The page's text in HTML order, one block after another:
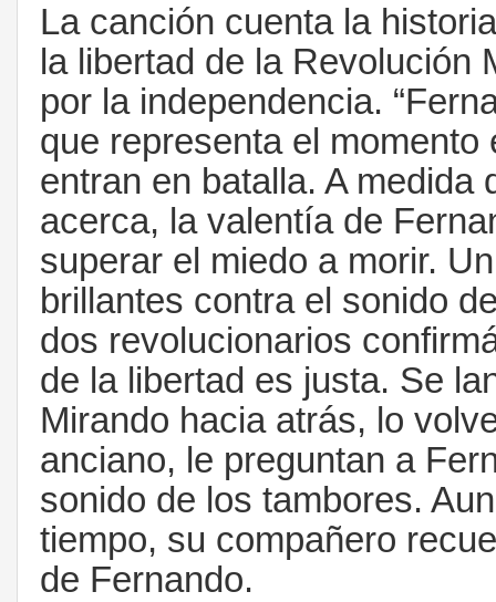
La canción cuenta la
la libertad de la Revolución
por la independencia.
que representa el
entran en batalla. A medida
acerca, la valentía de
superar el miedo a morir.
brillantes contra el sonido
dos revolucionarios
de la libertad es justa. Se
Mirando hacia atrás, lo
anciano, le preguntan a
sonido de los tambores.
tiempo, su compañero
de Fernando.